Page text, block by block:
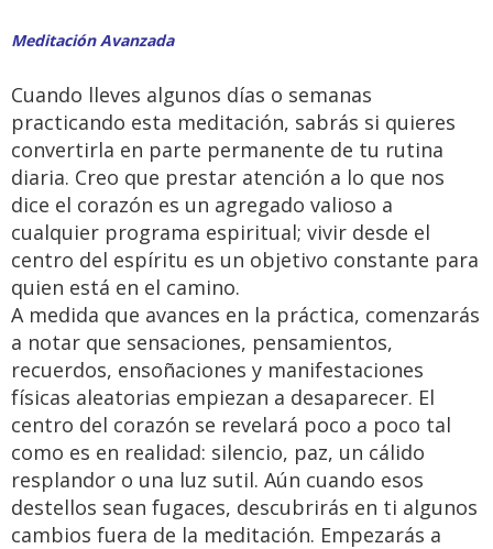
Meditación Avanzada
Cuando lleves algunos días o semanas
practicando esta meditación, sabrás si quieres
convertirla en parte permanente de tu rutina
diaria. Creo que prestar atención a lo que nos
dice el corazón es un agregado valioso a
cualquier programa espiritual; vivir desde el
centro del espíritu es un objetivo constante para
quien está en el camino.
A medida que avances en la práctica, comenzarás
a notar que sensaciones, pensamientos,
recuerdos, ensoñaciones y manifestaciones
físicas aleatorias empiezan a desaparecer. El
centro del corazón se revelará poco a poco tal
como es en realidad: silencio, paz, un cálido
resplandor o una luz sutil. Aún cuando esos
destellos sean fugaces, descubrirás en ti algunos
cambios fuera de la meditación. Empezarás a